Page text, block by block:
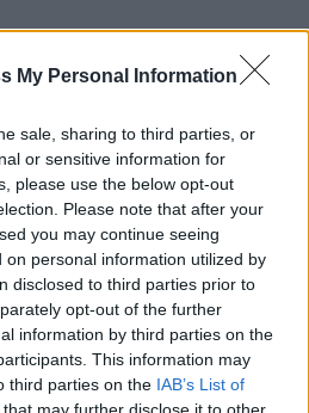
My Personal Information
sale, sharing to third parties, or
or sensitive information for
please use the below opt-out
Please note that after your
you may continue seeing
on personal information utilized by
disclosed to third parties prior to
opt-out of the further
information by third parties on the
This information may
third parties on the IAB’s List of
that may further disclose it to other
algoritmusok ma jelentős
prioritizálásában,
beágyazva magukat
problémát, kezdve az
kérdésekig, meg kell oldani.
ez a technológia már
figyelmen kívül.
hírgyártás jelenleg főleg
összpontosít, mint például
frissítések, közlekedés,
pénzügyi jelentések. Az
a kiemelkedő trendek
AI képes magától cikkeket